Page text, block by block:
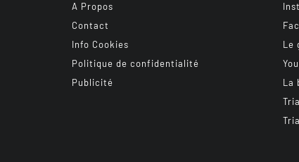
A Propos
Contact
Info Cookies
Politique de confidentialité
Publicité
Le
La